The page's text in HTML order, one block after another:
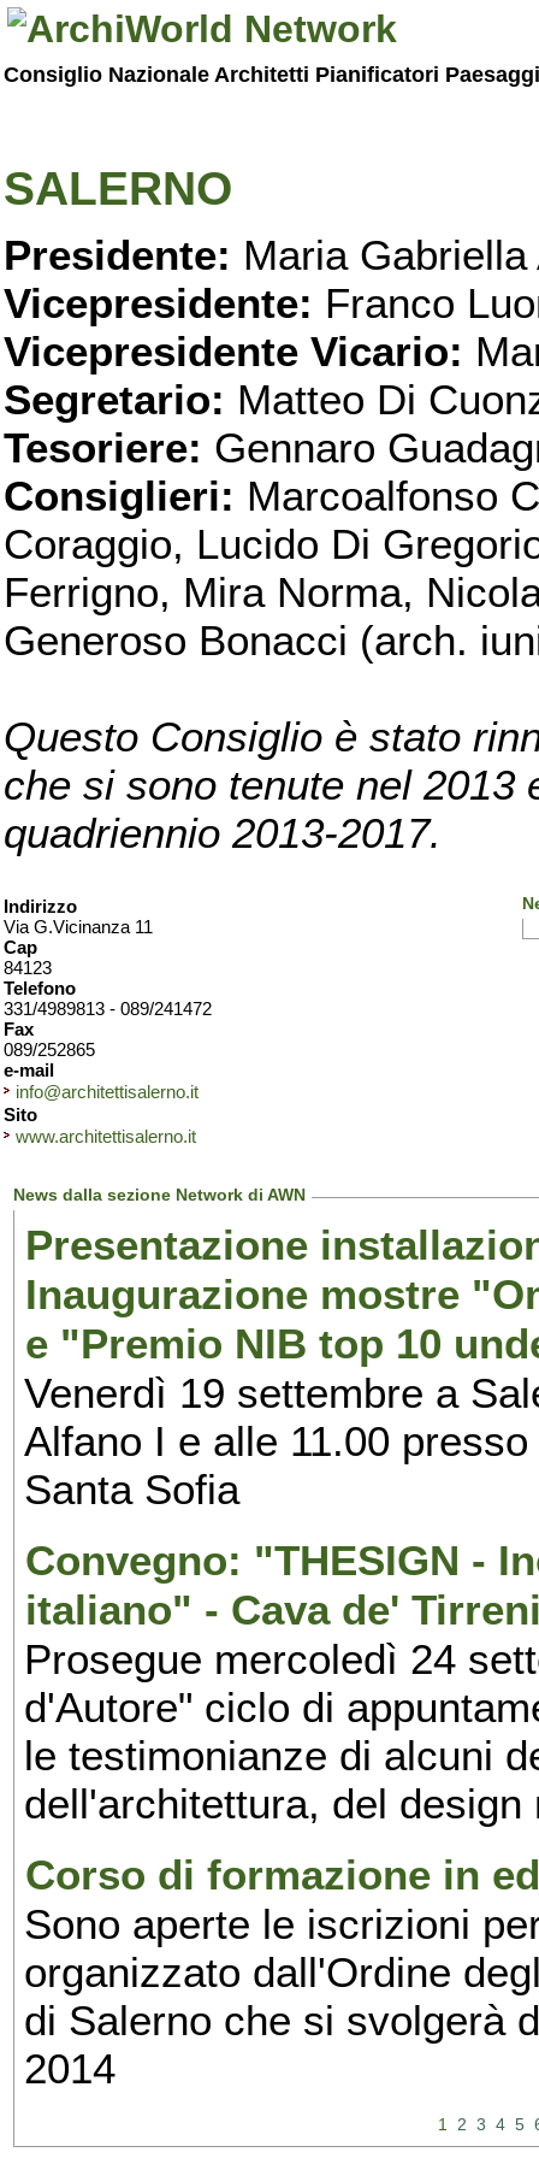
Consiglio Nazionale Architetti Pianificatori
SALERNO
Presidente: Maria Gabriella
Vicepresidente: Franco
Vicepresidente Vicario:
Segretario: Matteo Di
Tesoriere: Gennaro
Consiglieri: Marcoalfonso
Coraggio, Lucido Di
Ferrigno, Mira Norma,
Generoso Bonacci (arch.
Questo Consiglio è stato
che si sono tenute nel 2013
quadriennio 2013-2017.
Indirizzo
Via G.Vicinanza 11
Cap
84123
Telefono
331/4989813 - 089/241472
Fax
089/252865
e-mail
info@architettisalerno.it
Sito
www.architettisalerno.it
News dalla sezione Network di AWN
Presentazione
Inaugurazione mostre
e "Premio NIB top 10
Venerdì 19 settembre a
Alfano I e alle 11.00
Santa Sofia
Convegno: "THESIGN -
italiano" - Cava de'
Prosegue mercoledì 24
d'Autore" ciclo di
le testimonianze di alcuni
dell'architettura, del
Corso di formazione in
Sono aperte le iscrizioni
organizzato dall'Ordine
di Salerno che si svolgerà
2014
1 2 3 4 5